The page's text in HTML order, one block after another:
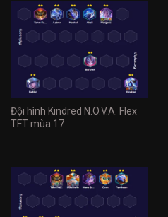
Đội hình Kindred N.O.V.A. Flex
TFT mùa 17